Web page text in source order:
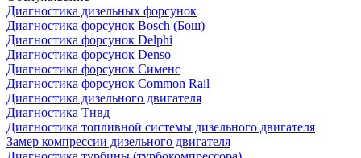
Диагностика дизельных форсунок
Диагностика форсунок Bosch (Бош)
Диагностика форсунок Delphi
Диагностика форсунок Denso
Диагностика форсунок Сименс
Диагностика форсунок Common Rail
Диагностика дизельного двигателя
Диагностика Тнвд
Диагностика топливной системы дизельного двигателя
Замер компрессии дизельного двигателя